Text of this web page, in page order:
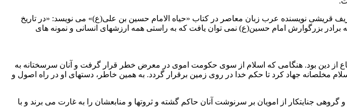
قریشی نویسنده عرب زبان معاصر در کتاب «حیاه الامام حسین بن علی(ع)» می نویسد: «در تاریخ
برادر بزرگوارش امام حسین(ع) نمی توان یافت که به راستی همه ارزشهای انسانی و نمونه های
از دین بود. هنگامی که اسلام از سوی حکومت اموی در معرض خطر قرار گرفت و آنان سرسختانه به
مخلصانه جهاد کرد تا حکم خدا در روی زمین برقرار گردد. به همین خاطر، دستهای او در راه اصول و
جنایتکار از امویان بر سرنوشت آنان حاکم گشته و ثروتها و منابعشان را به غارت می برند و با